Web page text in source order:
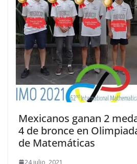
Mexicanos ganan 2
4 de bronce en
de Matemáticas
24 julio, 2021